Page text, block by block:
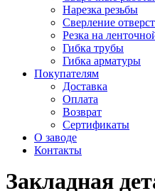
Нарезка резьбы
Сверление
Резка на
Гибка трубы
Гибка арматуры
Покупателям
Доставка
Оплата
Возврат
Сертификаты
О заводе
Контакты
Закладная